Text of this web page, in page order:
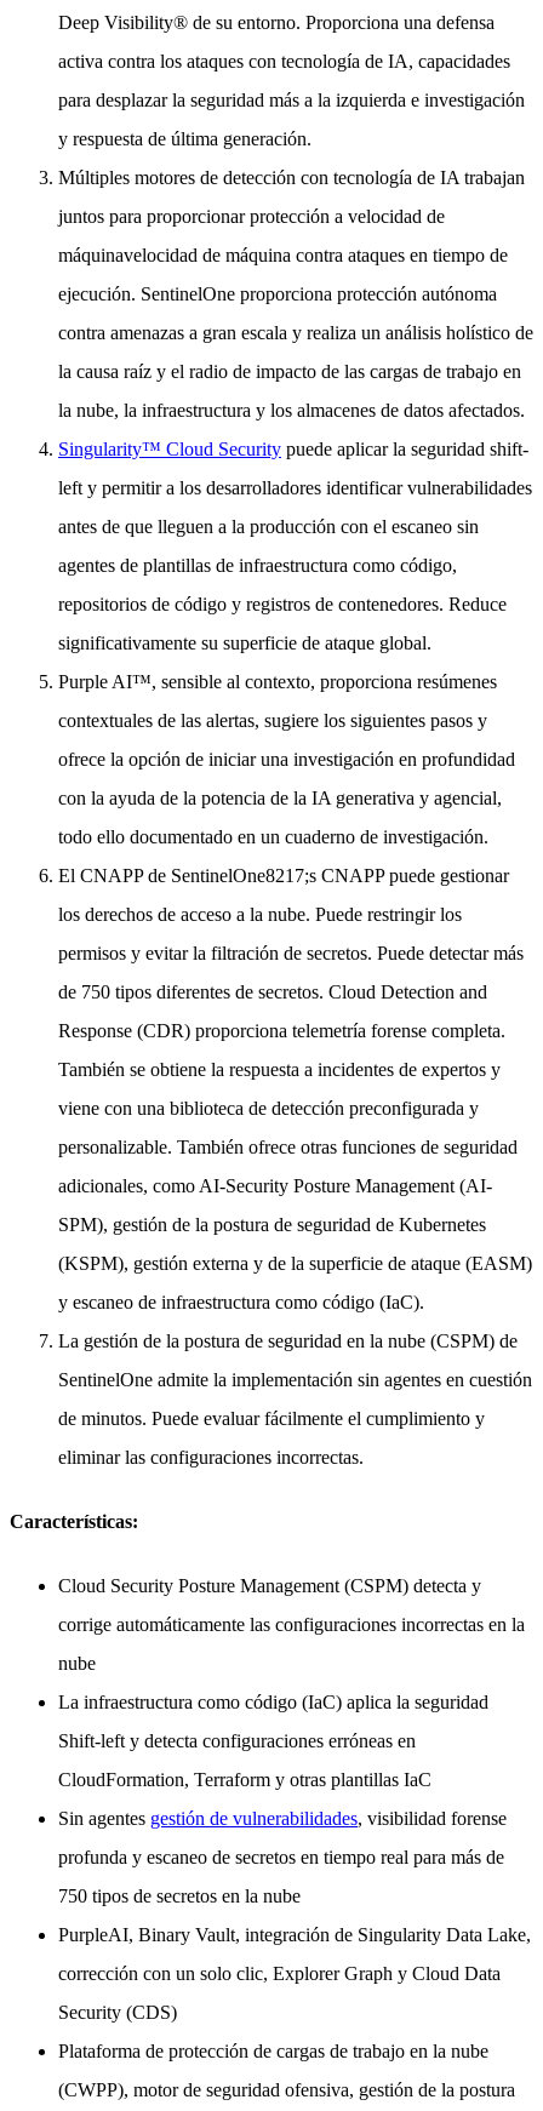
Deep Visibility® de su entorno. Proporciona una defensa
activa contra los ataques con tecnología de IA, capacidades
para desplazar la seguridad más a la izquierda e investigación
y respuesta de última generación.
Múltiples motores de detección con tecnología de IA trabajan
juntos para proporcionar protección a velocidad de
máquinavelocidad de máquina contra ataques en tiempo de
ejecución. SentinelOne proporciona protección autónoma
contra amenazas a gran escala y realiza un análisis holístico de
la causa raíz y el radio de impacto de las cargas de trabajo en
la nube, la infraestructura y los almacenes de datos afectados.
Singularity™ Cloud Security puede aplicar la seguridad shift-
left y permitir a los desarrolladores identificar vulnerabilidades
antes de que lleguen a la producción con el escaneo sin
agentes de plantillas de infraestructura como código,
repositorios de código y registros de contenedores. Reduce
significativamente su superficie de ataque global.
Purple AI™, sensible al contexto, proporciona resúmenes
contextuales de las alertas, sugiere los siguientes pasos y
ofrece la opción de iniciar una investigación en profundidad
con la ayuda de la potencia de la IA generativa y agencial,
todo ello documentado en un cuaderno de investigación.
El CNAPP de SentinelOne8217;s CNAPP puede gestionar
los derechos de acceso a la nube. Puede restringir los
permisos y evitar la filtración de secretos. Puede detectar más
de 750 tipos diferentes de secretos. Cloud Detection and
Response (CDR) proporciona telemetría forense completa.
También se obtiene la respuesta a incidentes de expertos y
viene con una biblioteca de detección preconfigurada y
personalizable. También ofrece otras funciones de seguridad
adicionales, como AI-Security Posture Management (AI-
SPM), gestión de la postura de seguridad de Kubernetes
(KSPM), gestión externa y de la superficie de ataque (EASM)
y escaneo de infraestructura como código (IaC).
La gestión de la postura de seguridad en la nube (CSPM) de
SentinelOne admite la implementación sin agentes en cuestión
de minutos. Puede evaluar fácilmente el cumplimiento y
eliminar las configuraciones incorrectas.
Características:
Cloud Security Posture Management (CSPM) detecta y
corrige automáticamente las configuraciones incorrectas en la
nube
La infraestructura como código (IaC) aplica la seguridad
Shift-left y detecta configuraciones erróneas en
CloudFormation, Terraform y otras plantillas IaC
Sin agentes gestión de vulnerabilidades, visibilidad forense
profunda y escaneo de secretos en tiempo real para más de
750 tipos de secretos en la nube
PurpleAI, Binary Vault, integración de Singularity Data Lake,
corrección con un solo clic, Explorer Graph y Cloud Data
Security (CDS)
Plataforma de protección de cargas de trabajo en la nube
(CWPP), motor de seguridad ofensiva, gestión de la postura